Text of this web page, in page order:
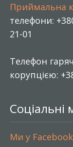
Приймальна
телефони:
21-01
Телефон
корупцією:
Соціальні
Ми у Facebook